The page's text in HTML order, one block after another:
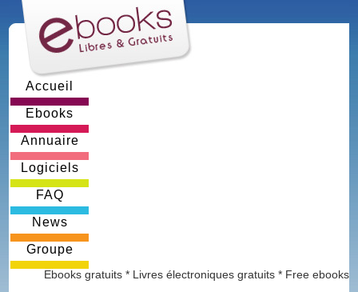
Accueil
Ebooks
Annuaire
Logiciels
FAQ
News
Groupe
Ebooks gratuits * Livres électroniques gratuits * Free ebooks